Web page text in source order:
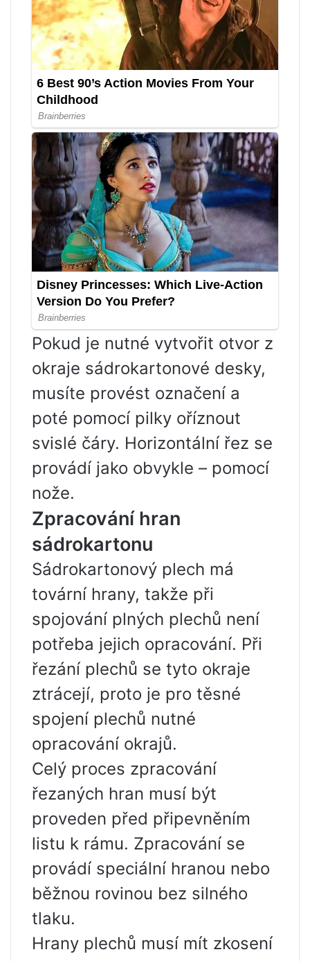
Pokud je nutné vytvořit otvor z
okraje sádrokartonové desky,
musíte provést označení a
poté pomocí pilky oříznout
svislé čáry. Horizontální řez se
provádí jako obvykle – pomocí
nože.
Zpracování hran
sádrokartonu
Sádrokartonový plech má
tovární hrany, takže při
spojování plných plechů není
potřeba jejich opracování. Při
řezání plechů se tyto okraje
ztrácejí, proto je pro těsné
spojení plechů nutné
opracování okrajů.
Celý proces zpracování
řezaných hran musí být
proveden před připevněním
listu k rámu. Zpracování se
provádí speciální hranou nebo
běžnou rovinou bez silného
tlaku.
Hrany plechů musí mít zkosení